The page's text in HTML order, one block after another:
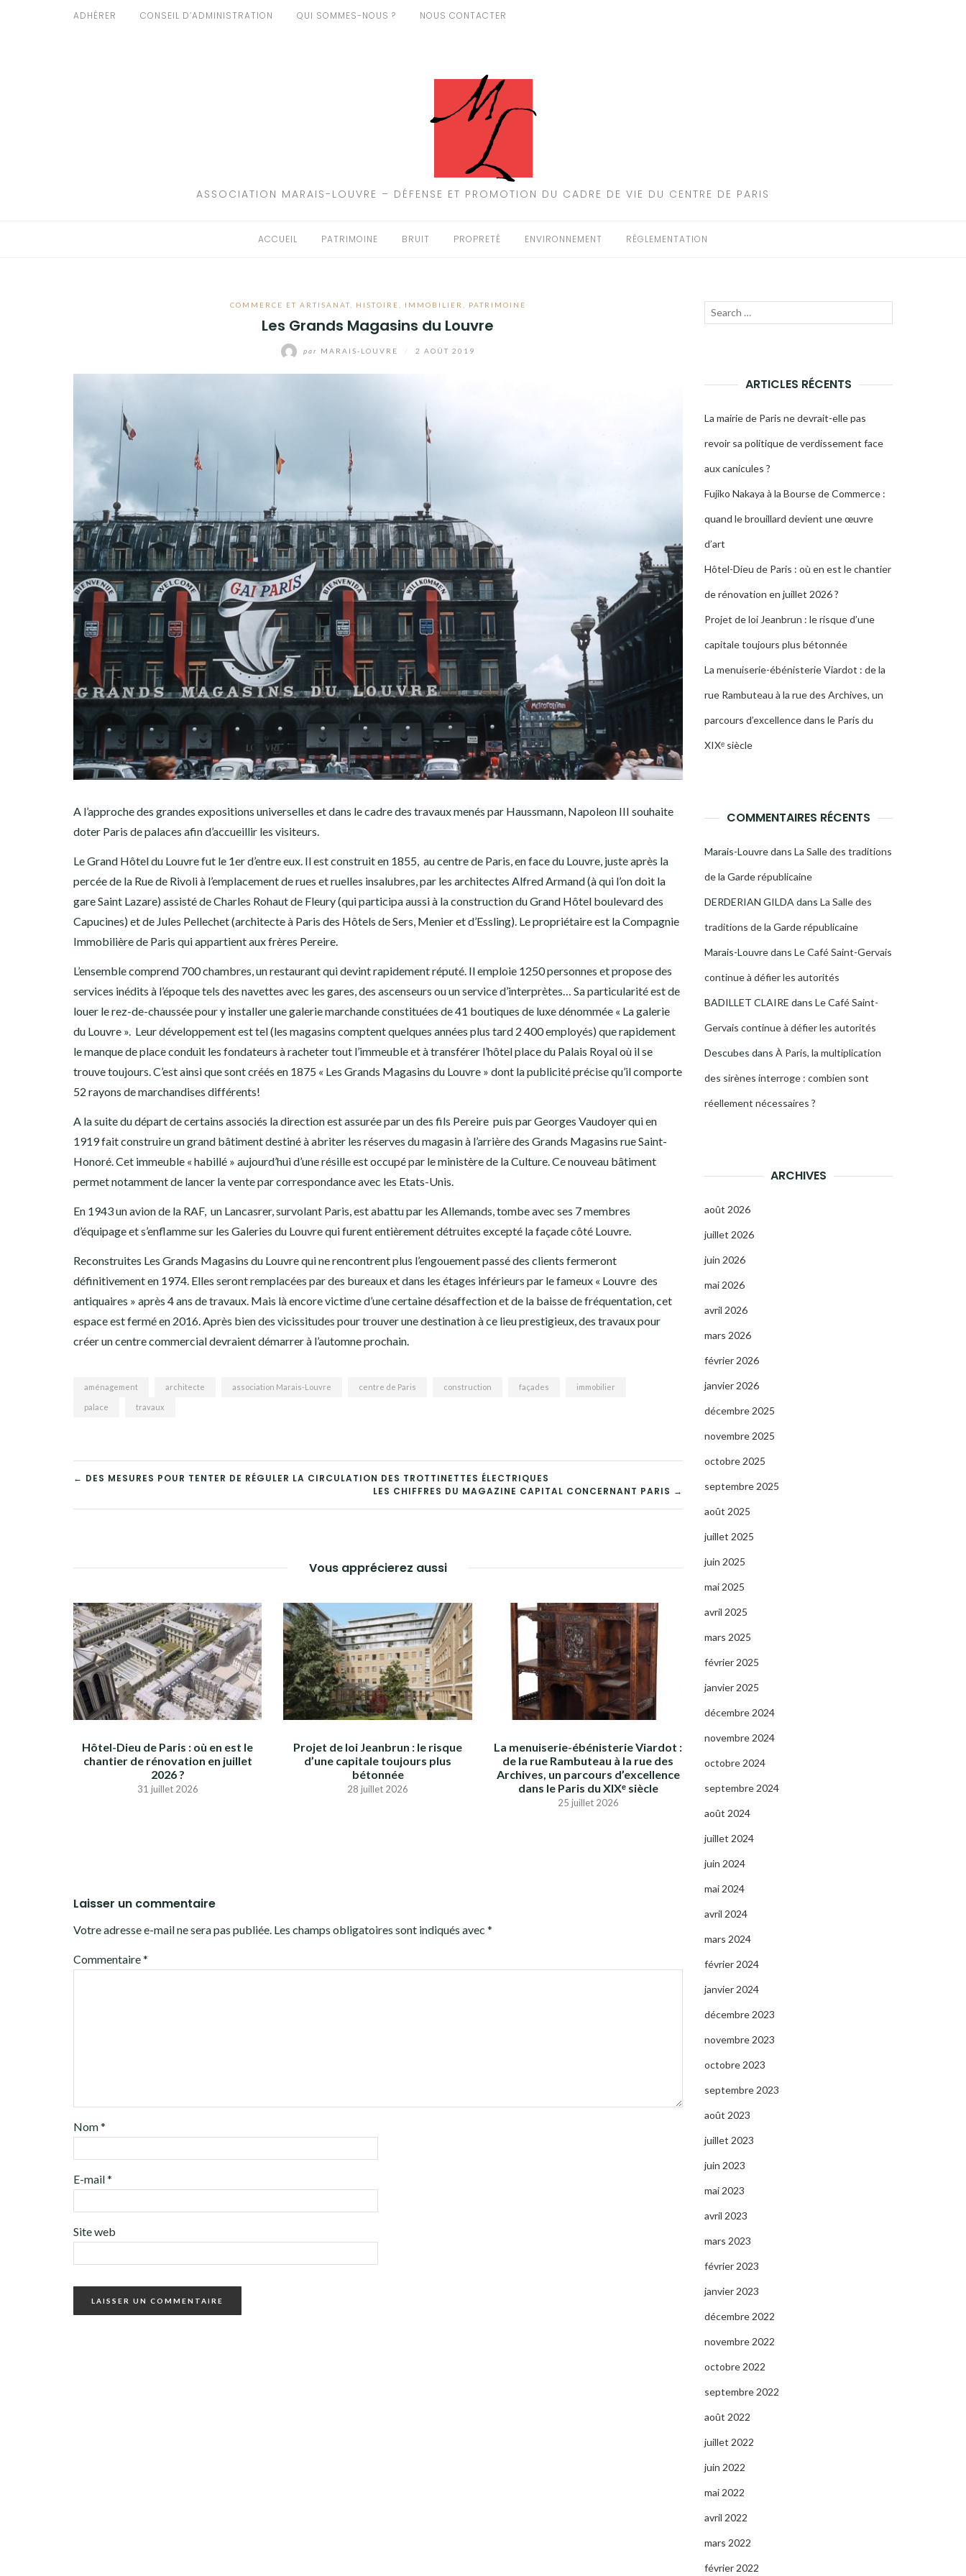
ADHÉRER CONSEIL D’ADMINISTRATION QUI SOMMES-NOUS ? NOUS CONTACTER
ASSOCIATION MARAIS-LOUVRE – DÉFENSE ET PROMOTION DU CADRE DE VIE DU CENTRE DE PARIS
ACCUEIL PATRIMOINE BRUIT PROPRETÉ ENVIRONNEMENT RÉGLEMENTATION
COMMERCE ET ARTISANAT, HISTOIRE IMMOBILIER PATRIMOINE
Les Grands Magasins du Louvre
par MARAIS-LOUVRE 2 AOÛT 2019
A l’approche des grandes expositions universelles et dans le cadre des travaux menés par Haussmann, Napoleon III souhaite
doter Paris de palaces afin d’accueillir les visiteurs.
Le Grand Hôtel du Louvre fut le 1er d’entre eux. Il est construit en 1855, au centre de Paris, en face du Louvre, juste après la
percée de la Rue de Rivoli à l’emplacement de rues et ruelles insalubres, par les architectes Alfred Armand (à qui l’on doit la
gare Saint Lazare) assisté de Charles Rohaut de Fleury (qui participa aussi à la construction du Grand Hôtel boulevard des
Capucines) et de Jules Pellechet (architecte à Paris des Hôtels de Sers, Menier et d’Essling). Le propriétaire est la Compagnie
Immobilière de Paris qui appartient aux frères Pereire.
L’ensemble comprend 700 chambres, un restaurant qui devint rapidement réputé. Il emploie 1250 personnes et propose des
services inédits à l’époque tels des navettes avec les gares, des ascenseurs ou un service d’interprètes… Sa particularité est de
louer le rez-de-chaussée pour y installer une galerie marchande constituées de 41 boutiques de luxe dénommée « La galerie
du Louvre ». Leur développement est tel (les magasins comptent quelques années plus tard 2 400 employés) que rapidement
le manque de place conduit les fondateurs à racheter tout l’immeuble et à transférer l’hôtel place du Palais Royal où il se
trouve toujours. C’est ainsi que sont créés en 1875 « Les Grands Magasins du Louvre » dont la publicité précise qu’il comporte
52 rayons de marchandises différents!
A la suite du départ de certains associés la direction est assurée par un des fils Pereire puis par Georges Vaudoyer qui en
1919 fait construire un grand bâtiment destiné à abriter les réserves du magasin à l’arrière des Grands Magasins rue Saint-
Honoré. Cet immeuble « habillé » aujourd’hui d’une résille est occupé par le ministère de la Culture. Ce nouveau bâtiment
permet notamment de lancer la vente par correspondance avec les Etats-Unis.
En 1943 un avion de la RAF, un Lancasrer, survolant Paris, est abattu par les Allemands, tombe avec ses 7 membres
d’équipage et s’enflamme sur les Galeries du Louvre qui furent entièrement détruites excepté la façade côté Louvre.
Reconstruites Les Grands Magasins du Louvre qui ne rencontrent plus l’engouement passé des clients fermeront
définitivement en 1974. Elles seront remplacées par des bureaux et dans les étages inférieurs par le fameux « Louvre des
antiquaires » après 4 ans de travaux. Mais là encore victime d’une certaine désaffection et de la baisse de fréquentation, cet
espace est fermé en 2016. Après bien des vicissitudes pour trouver une destination à ce lieu prestigieux, des travaux pour
créer un centre commercial devraient démarrer à l’automne prochain.
aménagement architecte association Marais-Louvre centre de Paris construction façades immobilier
palace travaux
NAVIGATION
DE
← DES MESURES POUR TENTER DE RÉGULER LA CIRCULATION DES TROTTINETTES ÉLECTRIQUES
LES CHIFFRES DU MAGAZINE CAPITAL CONCERNANT PARIS →
Vous apprécierez aussi
Hôtel-Dieu de Paris : où en est le
chantier de rénovation en juillet
2026 ?
31 juillet 2026
Projet de loi Jeanbrun : le risque
d’une capitale toujours plus
bétonnée
28 juillet 2026
La menuiserie-ébénisterie Viardot :
de la rue Rambuteau à la rue des
Archives, un parcours d’excellence
dans le Paris du XIXᵉ siècle
25 juillet 2026
Laisser un commentaire
Votre adresse e-mail ne sera pas publiée. Les champs obligatoires sont indiqués avec *
Commentaire*
Nom*
E-mail*
Site web
Recherche
ARTICLES RÉCENTS
La mairie de Paris ne devrait-elle pas
revoir sa politique de verdissement face
aux canicules ?
Fujiko Nakaya à la Bourse de Commerce :
quand le brouillard devient une œuvre
d’art
Hôtel-Dieu de Paris : où en est le chantier
de rénovation en juillet 2026 ?
Projet de loi Jeanbrun : le risque d’une
capitale toujours plus bétonnée
La menuiserie-ébénisterie Viardot : de la
rue Rambuteau à la rue des Archives, un
parcours d’excellence dans le Paris du
XIXᵉ siècle
COMMENTAIRES RÉCENTS
Marais-Louvredans La Salle des traditions
de la Garde républicaine
DERDERIAN GILDA dans La Salle des
traditions de la Garde républicaine
Marais-Louvredans Le Café Saint-Gervais
continue à défier les autorités
BADILLET CLAIRE dans Le Café Saint-
Gervais continue à défier les autorités
Descubes dans À Paris, la multiplication
des sirènes interroge : combien sont
réellement nécessaires ?
ARCHIVES
août 2026
juillet 2026
juin 2026
mai 2026
avril 2026
mars 2026
février 2026
janvier 2026
décembre 2025
novembre 2025
octobre 2025
septembre 2025
août 2025
juillet 2025
juin 2025
mai 2025
avril 2025
mars 2025
février 2025
janvier 2025
décembre 2024
novembre 2024
octobre 2024
septembre 2024
août 2024
juillet 2024
juin 2024
mai 2024
avril 2024
mars 2024
février 2024
janvier 2024
décembre 2023
novembre 2023
octobre 2023
septembre 2023
août 2023
juillet 2023
juin 2023
mai 2023
avril 2023
mars 2023
février 2023
janvier 2023
décembre 2022
novembre 2022
octobre 2022
septembre 2022
août 2022
juillet 2022
juin 2022
mai 2022
avril 2022
mars 2022
février 2022